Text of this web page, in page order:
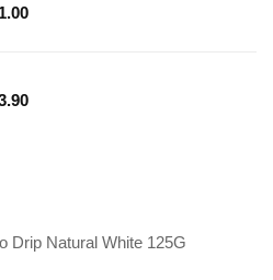
Aktueller
Aktueller
Drip Natural White 125G